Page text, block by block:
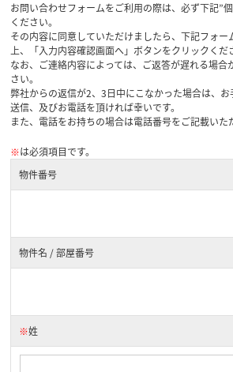
お問い合わせフォームをご利用の際は、必ず下記”
ください。
その内容に同意していただけましたら、下記フォー
上、「入力内容確認画面へ」ボタンをクリックくだ
なお、ご連絡内容によっては、ご返答が遅れる場合
さい。
弊社からの返信が2、3日中にこなかった場合は、
送信、及びお電話を頂ければ幸いです。
また、電話をお持ちの場合は電話番号をご記載いた
※は必須項目です。
物件番号
物件名 / 部屋番号
※姓